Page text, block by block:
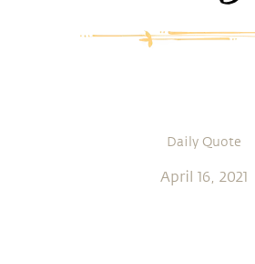
Daily Quote
April 16, 2021